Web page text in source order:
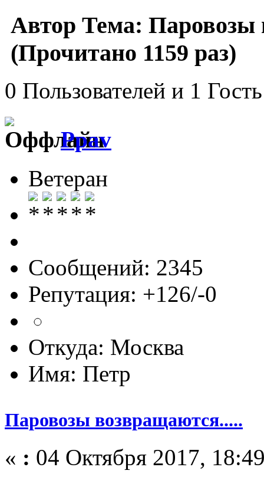
Автор Тема: Паровозы
(Прочитано 1159 раз)
0 Пользователей и 1
Ppav
Ветеран
Сообщений: 2345
Репутация: +126/-0
Откуда: Москва
Имя: Петр
Паровозы возвращаются.....
« : 04 Октября 2017,